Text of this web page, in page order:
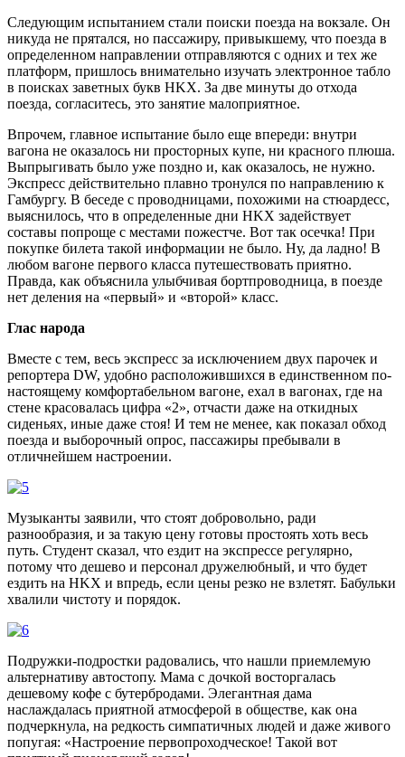
Следующим испытанием стали поиски поезда на вокзале. Он
никуда не прятался, но пассажиру, привыкшему, что поезда в
определенном направлении отправляются с одних и тех же
платформ, пришлось внимательно изучать электронное табло
в поисках заветных букв HKX. За две минуты до отхода
поезда, согласитесь, это занятие малоприятное.
Впрочем, главное испытание было еще впереди: внутри
вагона не оказалось ни просторных купе, ни красного плюша.
Выпрыгивать было уже поздно и, как оказалось, не нужно.
Экспресс действительно плавно тронулся по направлению к
Гамбургу. В беседе с проводницами, похожими на стюардесс,
выяснилось, что в определенные дни HKX задействует
составы попроще с местами пожестче. Вот так осечка! При
покупке билета такой информации не было. Ну, да ладно! В
любом вагоне первого класса путешествовать приятно.
Правда, как объяснила улыбчивая бортпроводница, в поезде
нет деления на «первый» и «второй» класс.
Глас народа
Вместе с тем, весь экспресс за исключением двух парочек и
репортера DW, удобно расположившихся в единственном по-
настоящему комфортабельном вагоне, ехал в вагонах, где на
стене красовалась цифра «2», отчасти даже на откидных
сиденьях, иные даже стоя! И тем не менее, как показал обход
поезда и выборочный опрос, пассажиры пребывали в
отличнейшем настроении.
Музыканты заявили, что стоят добровольно, ради
разнообразия, и за такую цену готовы простоять хоть весь
путь. Студент сказал, что ездит на экспрессе регулярно,
потому что дешево и персонал дружелюбный, и что будет
ездить на HKX и впредь, если цены резко не взлетят. Бабульки
хвалили чистоту и порядок.
Подружки-подростки радовались, что нашли приемлемую
альтернативу автостопу. Мама с дочкой восторгалась
дешевому кофе с бутербродами. Элегантная дама
наслаждалась приятной атмосферой в обществе, как она
подчеркнула, на редкость симпатичных людей и даже живого
попугая: «Настроение первопроходческое! Такой вот